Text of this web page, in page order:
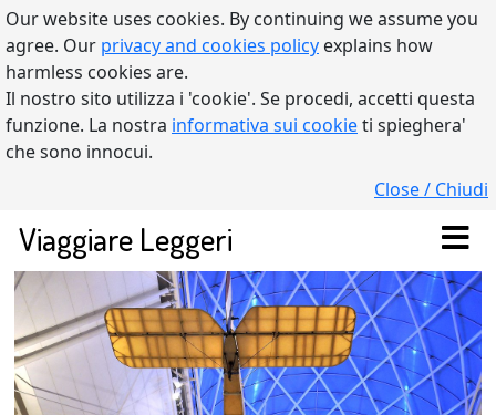
Our website uses cookies. By continuing we assume you
agree. Our privacy and cookies policy explains how
harmless cookies are.
Il nostro sito utilizza i 'cookie'. Se procedi, accetti questa
funzione. La nostra informativa sui cookieti spieghera'
che sono innocui.
Close / Chiudi
Viaggiare Leggeri